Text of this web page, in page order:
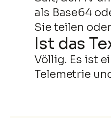
als Base64
Sie teilen
Ist das
Völlig. Es ist
Telemetrie